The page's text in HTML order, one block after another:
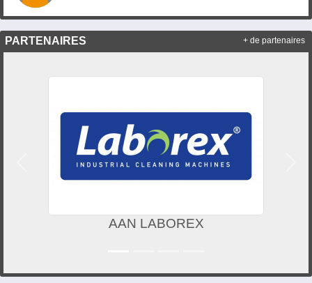
PARTENAIRES
AAN LABOREX
+ de partenaires